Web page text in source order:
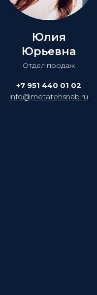
Юлия
Юрьевна
Отдел продаж
+7 951 440 01 02
info@metatehsnab.ru